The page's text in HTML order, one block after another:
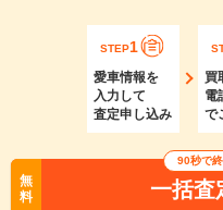
STEP1
愛車情報を
入力して
査定申し込み
買
電
で
無
料
90秒で
一括査